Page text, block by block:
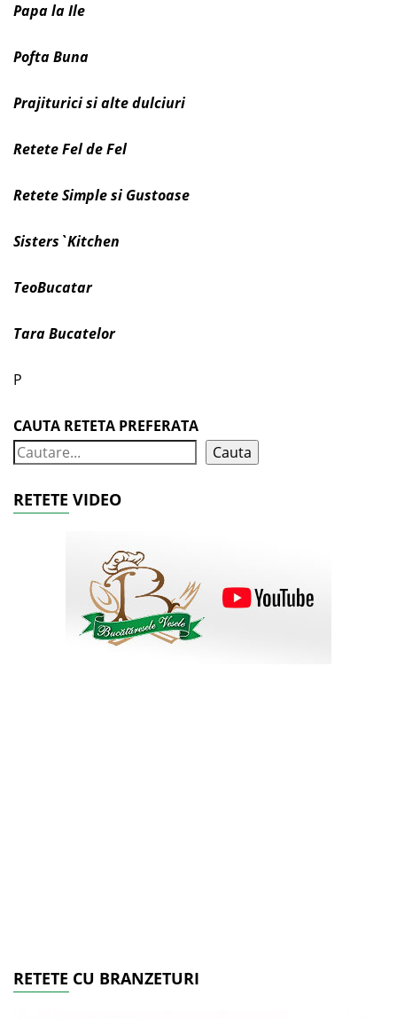
Papa la Ile
Pofta Buna
Prajiturici si alte dulciuri
Retete Fel de Fel
Retete Simple si Gustoase
Sisters`Kitchen
TeoBucatar
Tara Bucatelor
P
CAUTA RETETA PREFERATA
Cauta
RETETE VIDEO
RETETE CU BRANZETURI